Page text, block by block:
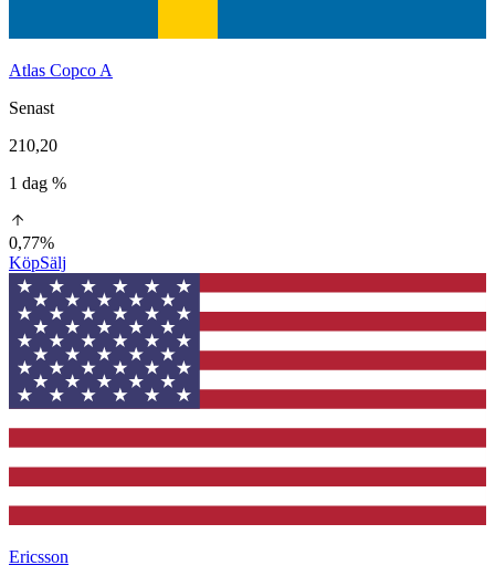
Atlas Copco A
Senast
210,20
1 dag %
0,77%
KöpSälj
Ericsson